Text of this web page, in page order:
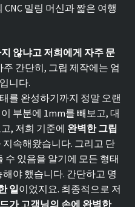
밀링 머신과 짧은 여행
않냐고 저희에게 자주 문
주 간단히, 그립 제작에는 엄
니다.
를 완성하기까지 정말 오랜
부분에 1mm를 빼보고, 대
, 저희 기준에 완벽한 그립
속해왔습니다. 그리고 단
수 있음을 알기에 모든 형태
해야 했습니다. 간단하고 명
일이었지요. 최종적으로 저
가 고객님의 손에 완벽한